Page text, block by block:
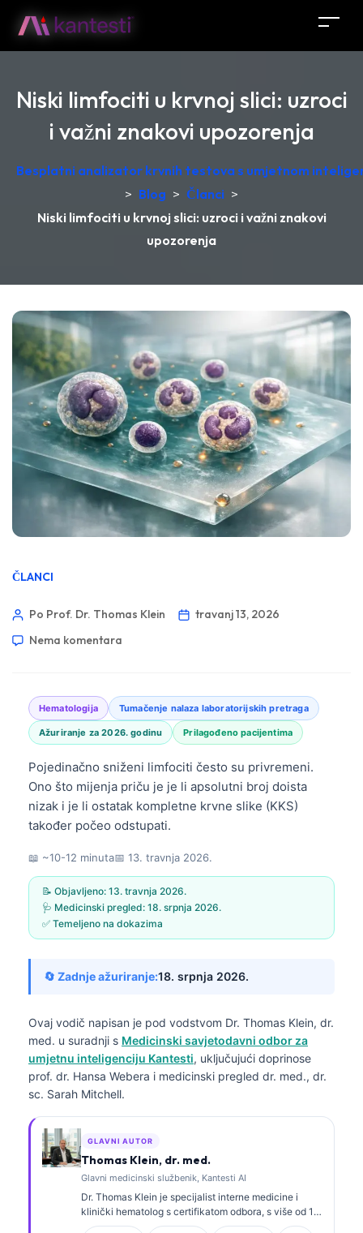
Niski limfociti u krvnoj slici: uzroci
i važni znakovi upozorenja
Besplatni analizator krvnih testova s umjetnom
> Blog > Članci >
Niski limfociti u krvnoj slici: uzroci i važni znakovi
upozorenja
ČLANCI
Po Prof. Dr. Thomas Klein
travanj 13, 2026
Nema komentara
Hematologija Tumačenje nalaza laboratorijskih pretraga
Ažuriranje za 2026. godinu Prilagođeno pacijentima
Pojedinačno sniženi limfociti često su privremeni.
Ono što mijenja priču je je li apsolutni broj doista
nizak i je li ostatak kompletne krvne slike (KKS)
također počeo odstupati.
📖 ~10-12 minuta📅 13. travnja 2026.
📝 Objavljeno: 13. travnja 2026.
🩺 Medicinski pregled: 18. srpnja 2026.
✅ Temeljeno na dokazima
🔄 Zadnje ažuriranje:18. srpnja 2026.
Ovaj vodič napisan je pod vodstvom Dr. Thomas Klein, dr.
med. u suradnji s Medicinski savjetodavni odbor za
umjetnu inteligenciju Kantesti, uključujući doprinose
prof. dr. Hansa Webera i medicinski pregled dr. med., dr.
sc. Sarah Mitchell.
GLAVNI AUTOR
Thomas Klein, dr. med.
Glavni medicinski službenik, Kantesti AI
Dr. Thomas Klein je specijalist interne medicine i
klinički hematolog s certifikatom odbora, s više od 15
godina iskustva u laboratorijskoj medicini i kliničkoj